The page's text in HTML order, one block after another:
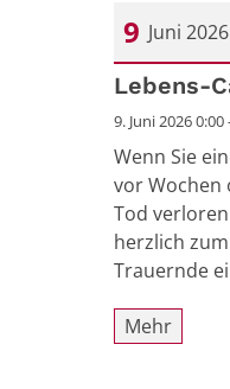
9 Juni 2026
Datum: 9.
Lebens-
9. Juni 2026
Wenn Sie
vor Wochen
Tod
herzlich
Trauernde
Mehr